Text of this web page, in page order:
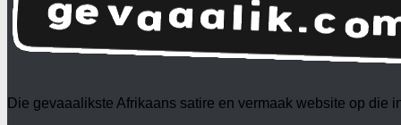
Die gevaaalikste Afrikaans satire en vermaak website op die